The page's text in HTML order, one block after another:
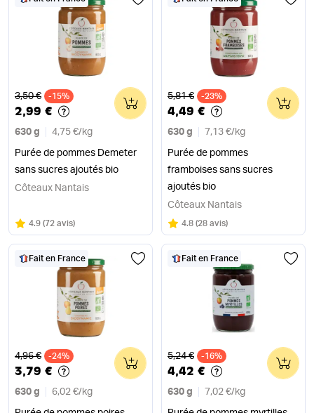
Ancien prix
3,50 € -15%
2,99 €
630 g 4,75 €/ kg
Purée de pommes Demeter
sans sucres ajoutés bio
0
Côteaux Nantais
Note
4.9 sur 5
(72 avis)
Ancien prix
5,81 € -23%
4,49 €
630 g 7,13 €/ kg
Purée de pommes
framboises sans sucres
ajoutés bio
0
Côteaux Nantais
Note
4.8 sur 5
(28 avis)
Fait en France
Ancien prix
4,96 € -24%
3,79 €
630 g 6,02 €/ kg
0
Fait en France
Ancien prix
5,24 € -16%
4,42 €
630 g 7,02 €/ kg
0